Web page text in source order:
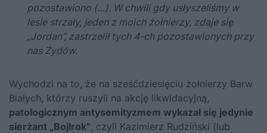
pozostawiono (…). W chwili gdy usłyszeliśmy w
lesie strzały, jeden z moich żołnierzy, zdaje się
„Jordan”, zastrzelił tych 4-ch pozostawionych przy
nas Żydów.
Wychodzi na to, że na sześćdziesięciu żołnierzy Barw
Białych, którzy ruszyli na akcję likwidacyjną,
patologicznym antysemityzmem wykazał się jedynie
sierżant „Bojlrok”, czyli Kazimierz Rudziński (lub